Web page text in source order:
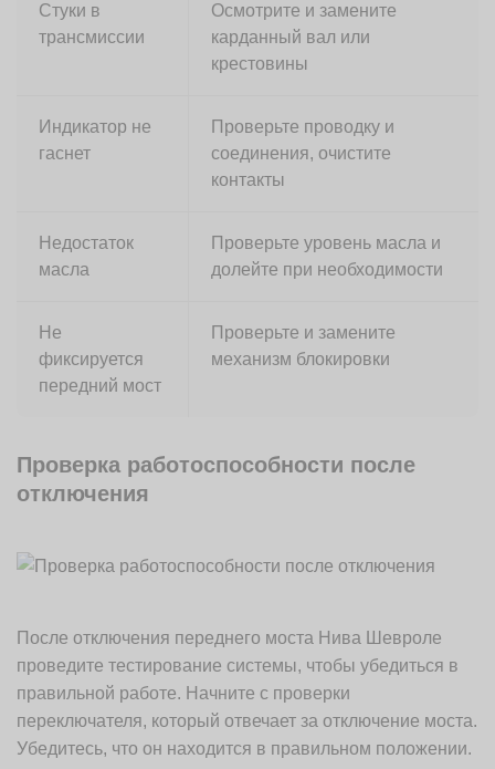
Стуки в
трансмиссии
Осмотрите и замените
карданный вал или
крестовины
Индикатор не
гаснет
Проверьте проводку и
соединения, очистите
контакты
Недостаток
масла
Проверьте уровень масла и
долейте при необходимости
Не
фиксируется
передний мост
Проверьте и замените
механизм блокировки
Проверка работоспособности после
отключения
После отключения переднего моста Нива Шевроле
проведите тестирование системы, чтобы убедиться в
правильной работе. Начните с проверки
переключателя, который отвечает за отключение моста.
Убедитесь, что он находится в правильном положении.